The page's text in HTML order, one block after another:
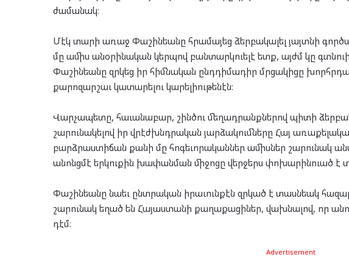
ժամանակ։
Մէկ տարի առաջ Փաշինեանը հրամայեց ձերբակալել յայտնի
մը ամիս անօրինական կերպով բանտարկուելէ ետք, այժմ կը
Փաշինեանը զրկեց իր հիմնական ընդդիմադիր մրցակիցը
քարոզարշաւ կատարելու կարելիութենէն։
Վարչապետը, հաւանաբար, շինծու մեղադրանքներով պիտի
շարունակելով իր վրէժխնդրական յարձակումները Հայ
բարձրաստիճան քանի մը հոգեւորականներ ամիսներ շարունակ
անոնցմէ երկուքին խափանման միջոցը վերջերս փոխարինուած է
Փաշինեանը նաեւ ընտրական իրաւունքէն զրկած է տասնեակ
շարունակ եղած են Հայաստանի քաղաքացիներ, վախնալով, որ
դէմ։
Advertisement